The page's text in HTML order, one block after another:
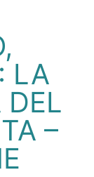
LA
DEL
–